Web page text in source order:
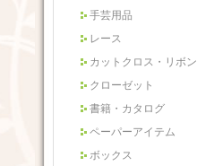
手芸用品
レース
カットクロス・リボン
クローゼット
書籍・カタログ
ペーパーアイテム
ボックス